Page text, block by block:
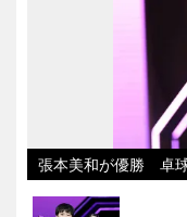
張本美和が優勝 卓